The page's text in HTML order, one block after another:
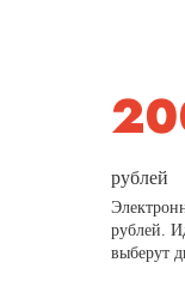
рублей
рублей.
выберут